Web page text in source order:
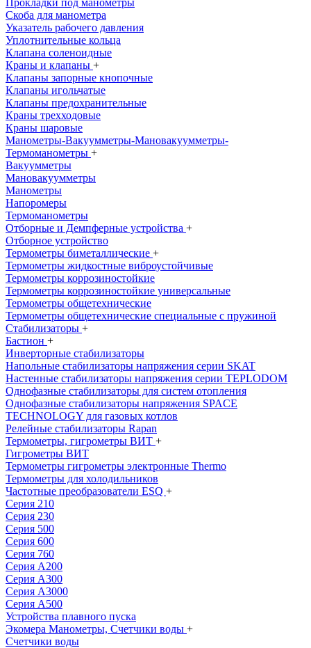
Прокладки под манометры
Скоба для манометра
Указатель рабочего давления
Уплотнительные кольца
Клапана соленоидные
Краны и клапаны +
Клапаны запорные кнопочные
Клапаны игольчатые
Клапаны предохранительные
Краны трехходовые
Краны шаровые
Манометры-Вакуумметры-Мановакуумметры-
Термоманометры +
Вакуумметры
Мановакуумметры
Манометры
Напоромеры
Термоманометры
Отборные и Демпферные устройства +
Отборное устройство
Термометры биметаллические +
Термометры жидкостные виброустойчивые
Термометры коррозиностойкие
Термометры коррозиностойкие универсальные
Термометры общетехнические
Термометры общетехнические специальные с пружиной
Стабилизаторы +
Бастион +
Инверторные стабилизаторы
Напольные стабилизаторы напряжения серии SKAT
Настенные стабилизаторы напряжения серии TEPLODOM
Однофазные стабилизаторы для систем отопления
Однофазные стабилизаторы напряжения SPACE
TECHNOLOGY для газовых котлов
Релейные стабилизаторы Rapan
Термометры, гигрометры ВИТ +
Гигрометры ВИТ
Термометры гигрометры электронные Thermo
Термометры для холодильников
Частотные преобразователи ESQ +
Серия 210
Серия 230
Серия 500
Серия 600
Серия 760
Серия А200
Серия А300
Серия А3000
Серия А500
Устройства плавного пуска
Экомера Манометры, Счетчики воды +
Счетчики воды